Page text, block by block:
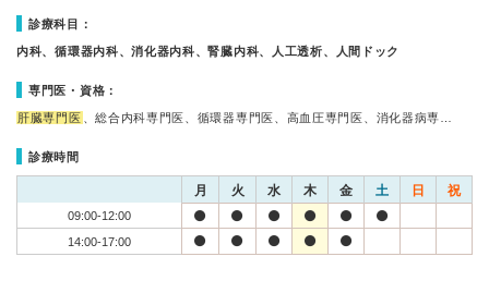
診療科目：
内科、循環器内科、消化器内科、腎臓内科、人工透析、人間ドック
専門医・資格：
肝臓専門医 、総合内科専門医、循環器専門医、高血圧専門医、消化器病専…
診療時間
月 火 水 木 金 土 日 祝
09:00-12:00
14:00-17:00